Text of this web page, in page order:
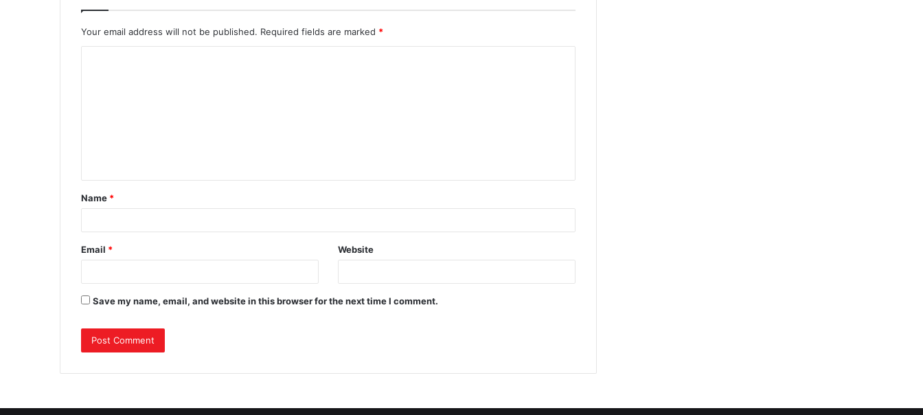
Your email address will not be published. Required fields are marked *
Name *
Email * Website
Save my name, email, and website in this browser for the next time I comment.